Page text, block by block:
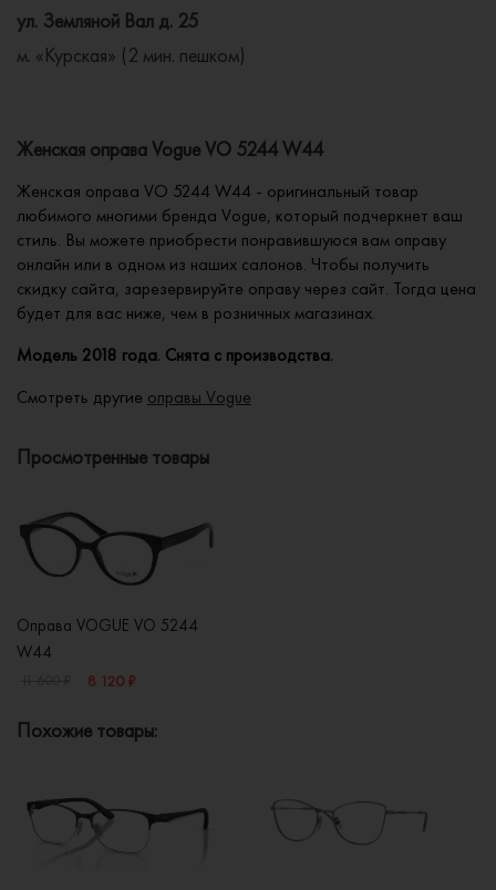
ул. Земляной Вал д. 25
м. «Курская» (2 мин. пешком)
Женская оправа Vogue VO 5244 W44
Женская оправа VO 5244 W44 - оригинальный товар
любимого многими бренда Vogue, который подчеркнет ваш
стиль. Вы можете приобрести понравившуюся вам оправу
онлайн или в одном из наших салонов. Чтобы получить
скидку сайта, зарезервируйте оправу через сайт. Тогда цена
будет для вас ниже, чем в розничных магазинах.
Модель 2018 года. Снята с производства.
Смотреть другие оправы Vogue
Просмотренные товары
Оправа VOGUE VO 5244
W44
8 120 ₽
Похожие товары: